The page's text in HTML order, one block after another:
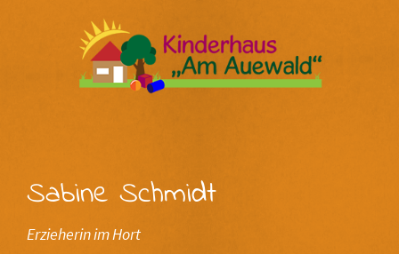
Sabine Schmidt
Erzieherin im Hort